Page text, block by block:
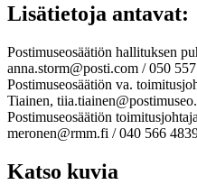
Lisätietoja antavat:
Postimuseosäätiön hallituksen
anna.storm@posti.com / 050
Postimuseosäätiön va.
Tiainen,
Postimuseosäätiön
meronen@rmm.fi / 040 566
Katso kuvia